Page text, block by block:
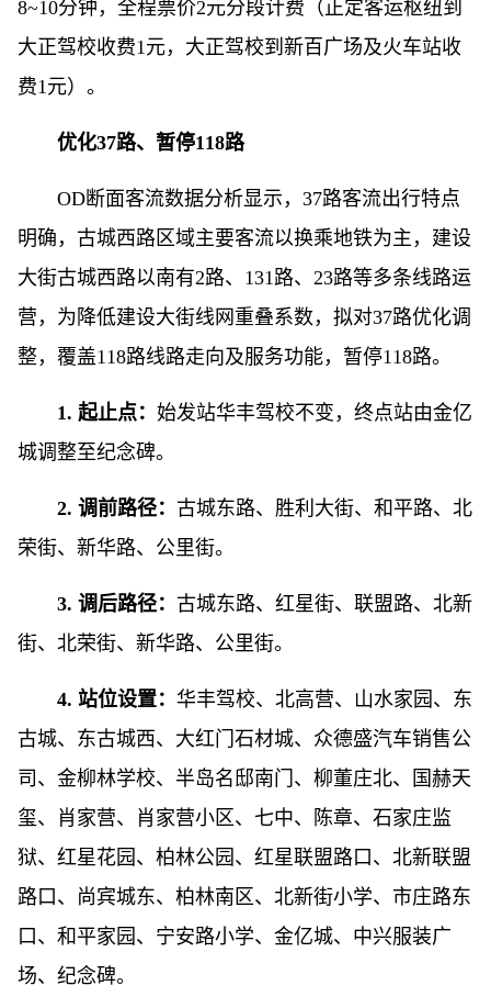
8~10分钟，全程票价2元分段计费（正定客运枢纽到
大正驾校收费1元，大正驾校到新百广场及火车站收
费1元）。
优化37路、暂停118路
OD断面客流数据分析显示，37路客流出行特点
明确，古城西路区域主要客流以换乘地铁为主，建设
大街古城西路以南有2路、131路、23路等多条线路运
营，为降低建设大街线网重叠系数，拟对37路优化调
整，覆盖118路线路走向及服务功能，暂停118路。
1. 起止点： 始发站华丰驾校不变，终点站由金亿
城调整至纪念碑。
2. 调前路径： 古城东路、胜利大街、和平路、北
荣街、新华路、公里街。
3. 调后路径： 古城东路、红星街、联盟路、北新
街、北荣街、新华路、公里街。
4. 站位设置： 华丰驾校、北高营、山水家园、东
古城、东古城西、大红门石材城、众德盛汽车销售公
司、金柳林学校、半岛名邸南门、柳董庄北、国赫天
玺、肖家营、肖家营小区、七中、陈章、石家庄监
狱、红星花园、柏林公园、红星联盟路口、北新联盟
路口、尚宾城东、柏林南区、北新街小学、市庄路东
口、和平家园、宁安路小学、金亿城、中兴服装广
场、纪念碑。